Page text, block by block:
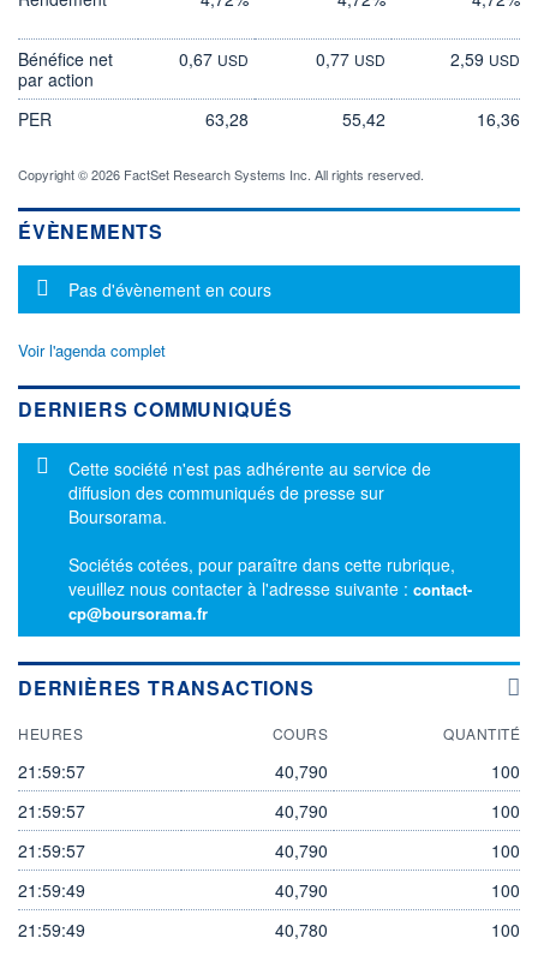
Bénéfice net
par action
0,67 USD 0,77 USD 2,59 USD
PER 63,28 55,42 16,36
Copyright © 2026 FactSet Research Systems Inc. All rights reserved.
ÉVÈNEMENTS
Message d'information
Pas d'évènement en cours
Voir l'agenda complet
DERNIERS COMMUNIQUÉS
Message d'information
Cette société n'est pas adhérente au service de
diffusion des communiqués de presse sur
Boursorama.
Sociétés cotées, pour paraître dans cette rubrique,
veuillez nous contacter à l'adresse suivante : contact-
cp@boursorama.fr
DERNIÈRES TRANSACTIONS
HEURES COURS QUANTITÉ
21:59:57 40,790
100
21:59:57
40,790
100
21:59:57
40,790
100
21:59:49
40,790
100
21:59:49
40,780 100